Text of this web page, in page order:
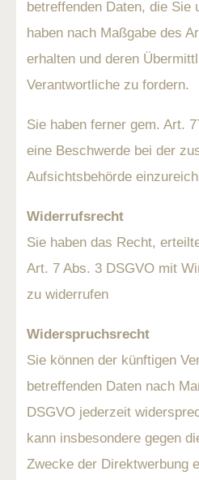
betreffenden Daten, die Sie
haben nach Maßgabe des
erhalten und deren
Verantwortliche zu fordern.
Sie haben ferner gem. Art.
eine Beschwerde bei der
Aufsichtsbehörde
Widerrufsrecht
Sie haben das Recht,
Art. 7 Abs. 3 DSGVO mit
zu widerrufen
Widerspruchsrecht
Sie können der künftigen
betreffenden Daten nach
DSGVO jederzeit
kann insbesondere gegen
Zwecke der Direktwerbung